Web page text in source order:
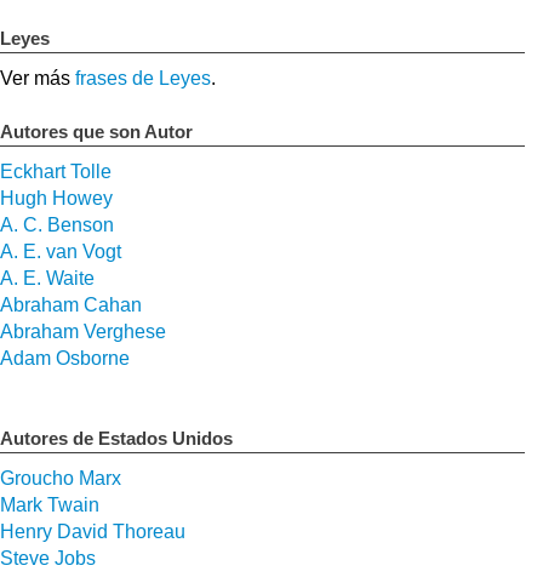
Leyes
Ver más frases de Leyes.
Autores que son Autor
Eckhart Tolle
Hugh Howey
A. C. Benson
A. E. van Vogt
A. E. Waite
Abraham Cahan
Abraham Verghese
Adam Osborne
Autores de Estados Unidos
Groucho Marx
Mark Twain
Henry David Thoreau
Steve Jobs